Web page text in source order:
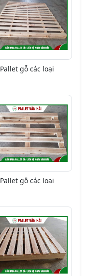
Pallet gỗ các loại
Pallet gỗ các loại